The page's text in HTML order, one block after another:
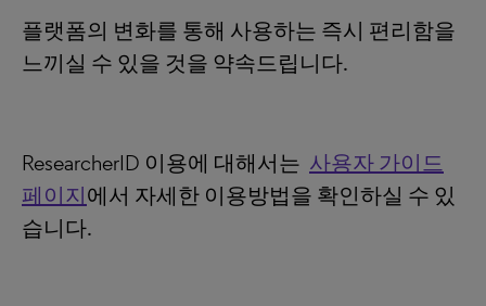
플랫폼의 변화를 통해 사용하는 즉시 편리함을
느끼실 수 있을 것을 약속드립니다.
ResearcherID 이용에 대해서는 사용자 가이드
페이지에서 자세한 이용방법을 확인하실 수 있
습니다.